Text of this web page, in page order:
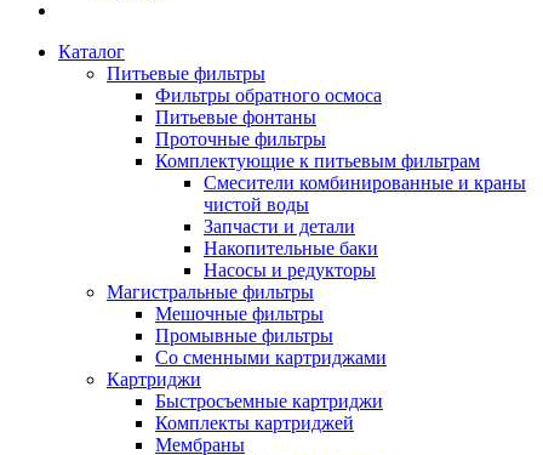
Каталог
Питьевые фильтры
Фильтры обратного осмоса
Питьевые фонтаны
Проточные фильтры
Комплектующие к питьевым фильтрам
Смесители комбинированные и краны
чистой воды
Запчасти и детали
Накопительные баки
Насосы и редукторы
Магистральные фильтры
Мешочные фильтры
Промывные фильтры
Со сменными картриджами
Картриджи
Быстросъемные картриджи
Комплекты картриджей
Мембраны